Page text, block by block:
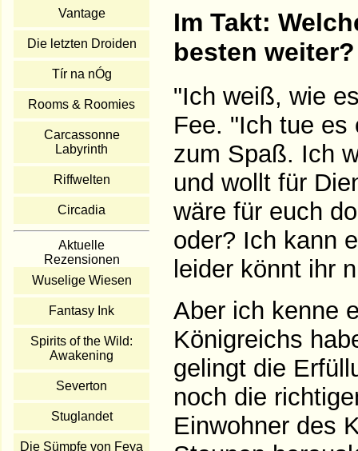
Vantage
Die letzten Droiden
Tír na nÓg
Rooms & Roomies
Carcassonne
Labyrinth
Riffwelten
Circadia
Aktuelle
Rezensionen
Wuselige Wiesen
Fantasy Ink
Spirits of the Wild:
Awakening
Severton
Stuglandet
Die Sümpfe von Feya
Im Takt:
besten weiter?
"Ich weiß, wie
Fee. "Ich tue es
zum Spaß. Ich
und wollt für
wäre für euch
oder? Ich kann
leider könnt ihr
Aber ich kenne
Königreichs
gelingt die
noch die
Einwohner des